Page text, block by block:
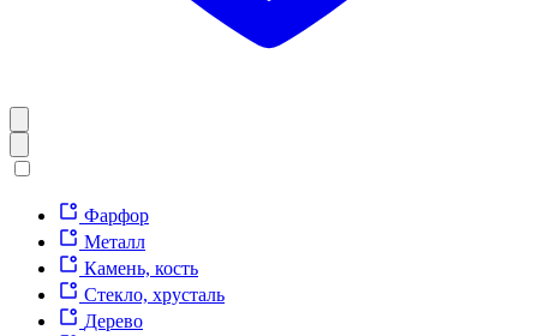
Фарфор
Металл
Камень, кость
Стекло, хрусталь
Дерево